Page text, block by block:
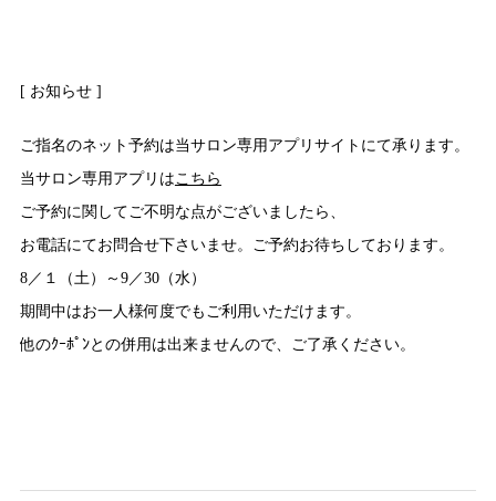
[ お知らせ ]
ご指名のネット予約は当サロン専用アプリサイトにて承ります。
当サロン専用アプリはこちら
ご予約に関してご不明な点がございましたら、
お電話にてお問合せ下さいませ。ご予約お待ちしております。
8／１（土）～9／30（水）
期間中はお一人様何度でもご利用いただけます。
他のｸｰﾎﾟﾝとの併用は出来ませんので、ご了承ください。